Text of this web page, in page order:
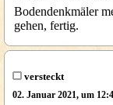
Bodendenkmäler
gehen, fertig.
versteckt
02. Januar 2021, um